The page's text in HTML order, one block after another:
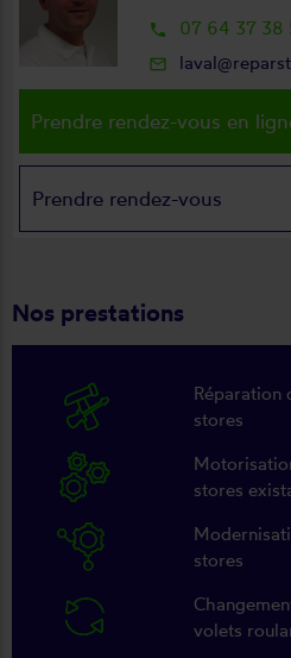
local_phone 07 64 37 38
mail_outline
Prendre rendez-vous en
Prendre rendez-vous
Nos prestations
Réparation
stores
stores
stores
volets